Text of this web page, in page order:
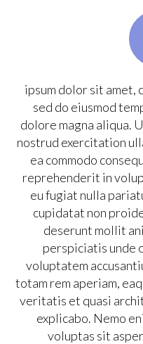
ipsum dolor sit amet,
sed do eiusmod
dolore magna aliqua.
nostrud exercitation
ea commodo
reprehenderit in
eu fugiat nulla
cupidatat non
deserunt mollit
perspiciatis unde
voluptatem
totam rem aperiam,
veritatis et quasi
explicabo. Nemo
voluptas sit